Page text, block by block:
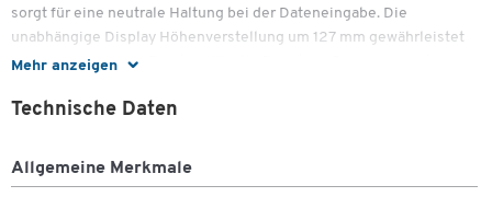
Mehr anzeigen
sorgt für eine neutrale Haltung bei der Dateneingabe. Die
unabhängige Display Höhenverstellung um 127 mm gewährleistet
eine ergonomische Position für alle Benutzer. Durch die Halterung
Handscanner möglich. Das anpassbare Kabelführungssystem sorgt
Die Monitor-Wandhalterung ist aus poliertem Aluminium gefertigt
Technische Daten
Allgemeine Merkmale
Zum Zoomen doppeltippen